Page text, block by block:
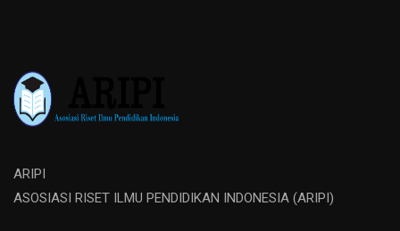
ARIPI
ASOSIASI RISET ILMU PENDIDIKAN INDONESIA (ARIPI)